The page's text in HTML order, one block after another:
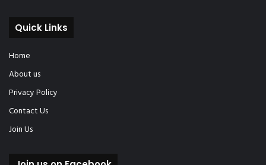
Quick Links
Home
About us
Privacy Policy
Contact Us
Join Us